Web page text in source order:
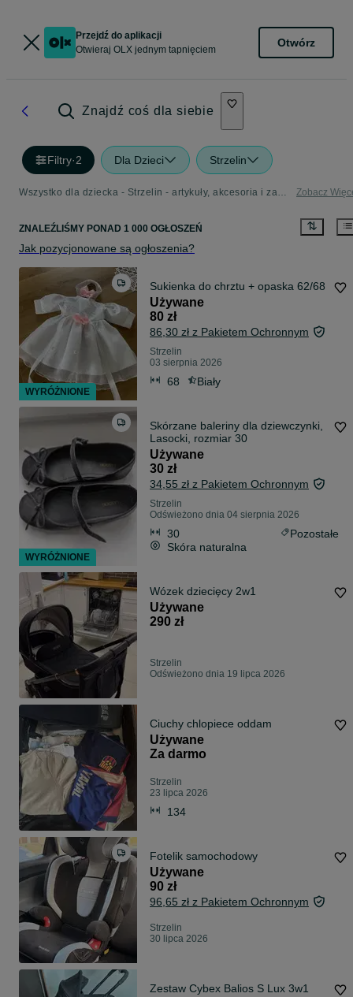
Przejdź do aplikacji
Otwieraj OLX jednym tapnięciem
Otwórz
Znajdź coś dla siebie
Filtry·2 Dla Dzieci Strzelin
Wszystko dla dziecka - Strzelin - artykuły, akcesoria i zabawki dla dzieci w Twojej okolicy Zobacz
ZNALEŹLIŚMY PONAD 1 000 OGŁOSZEŃ
Jak pozycjonowane są ogłoszenia?
Sukienka do chrztu + opaska 62/68
Używane
80 zł
86,30 zł z Pakietem Ochronnym
Strzelin
03 sierpnia 2026
68 Biały
Skórzane baleriny dla dziewczynki,
Lasocki, rozmiar 30
Używane
30 zł
34,55 zł z Pakietem Ochronnym
Strzelin
Odświeżono dnia 04 sierpnia 2026
30
Pozostałe
Skóra naturalna
Wózek dziecięcy 2w1
Używane
290 zł
Strzelin
Odświeżono dnia 19 lipca 2026
Ciuchy chlopiece oddam
Używane
Za darmo
Strzelin
23 lipca 2026
134
Fotelik samochodowy
Używane
90 zł
96,65 zł z Pakietem Ochronnym
Strzelin
30 lipca 2026
Zestaw Cybex Balios S Lux 3w1
WYRÓŻNIONE
WYRÓŻNIONE